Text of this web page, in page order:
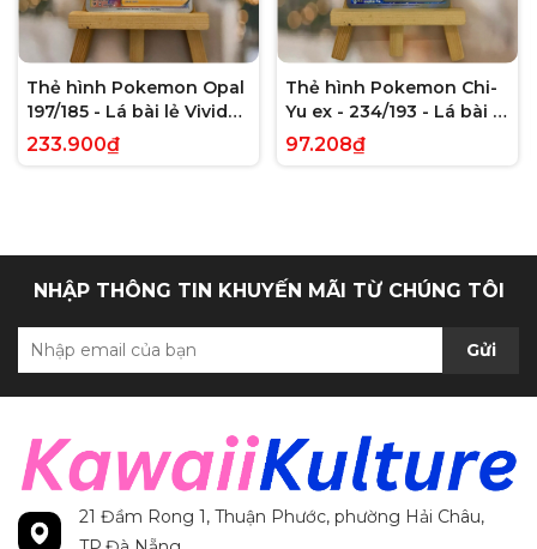
Thẻ hình Pokemon Opal
197/185 - Lá bài lẻ Vivid
Voltage Hyper Rare tiếng
Anh chính hãng
233.900₫
Thẻ hình Pokemon Chi-
Yu ex - 234/193 - Lá bài lẻ
Paldea Evolved Full Art
Secret Rare tiếng Anh
97.208₫
NHẬP THÔNG TIN KHUYẾN MÃI TỪ CHÚNG TÔI
Gửi
21 Đầm Rong 1, Thuận Phước, phường Hải Châu,